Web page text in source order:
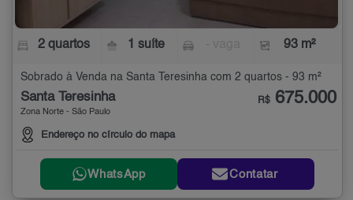
2 quartos 1 suíte 93 m²
Sobrado à Venda na Santa Teresinha com 2 quartos - 93 m²
Santa Teresinha
Zona Norte - São Paulo
Endereço no círculo do mapa
R$ 675.000
WhatsApp Contatar